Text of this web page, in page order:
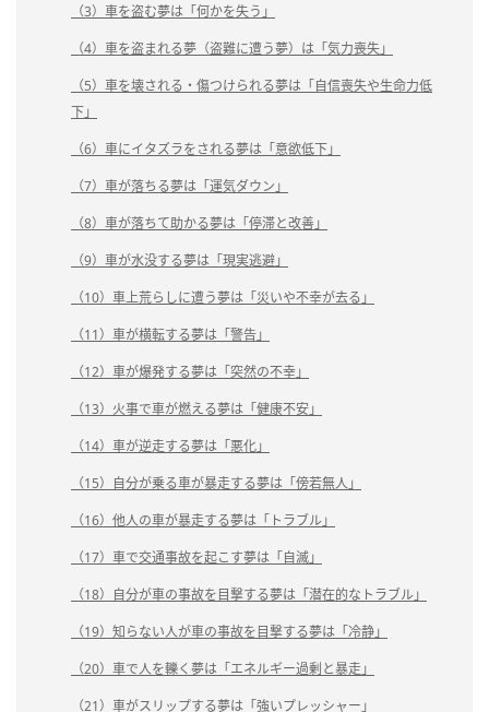
（3）車を盗む夢は「何かを失う」
（4）車を盗まれる夢（盗難に遭う夢）は「気力喪失」
（5）車を壊される・傷つけられる夢は「自信喪失や生命力低
下」
（6）車にイタズラをされる夢は「意欲低下」
（7）車が落ちる夢は「運気ダウン」
（8）車が落ちて助かる夢は「停滞と改善」
（9）車が水没する夢は「現実逃避」
（10）車上荒らしに遭う夢は「災いや不幸が去る」
（11）車が横転する夢は「警告」
（12）車が爆発する夢は「突然の不幸」
（13）火事で車が燃える夢は「健康不安」
（14）車が逆走する夢は「悪化」
（15）自分が乗る車が暴走する夢は「傍若無人」
（16）他人の車が暴走する夢は「トラブル」
（17）車で交通事故を起こす夢は「自滅」
（18）自分が車の事故を目撃する夢は「潜在的なトラブル」
（19）知らない人が車の事故を目撃する夢は「冷静」
（20）車で人を轢く夢は「エネルギー過剰と暴走」
（21）車がスリップする夢は「強いプレッシャー」